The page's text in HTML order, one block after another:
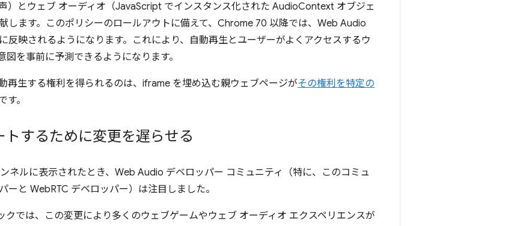
）とウェブ オーディオ（JavaScript でインスタンス化された AudioContext オブジェ
します。このポリシーのロールアウトに備えて、Chrome 70 以降では、Web Audio
反映されるようになります。これにより、自動再生とユーザーがよくアクセスするウ
を事前に予測できるようになります。
再生する権利を得られるのは、iframe を埋め込む親ウェブページがその権利を特定の
。
トするために変更を遅らせる
ネルに表示されたとき、Web Audio デベロッパー コミュニティ（特に、このコミュ
ーと WebRTC デベロッパー）は注目しました。
クでは、この変更により多くのウェブゲームやウェブ オーディオ エクスペリエンスが